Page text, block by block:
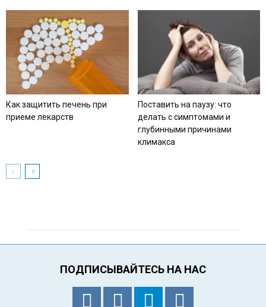
Как защитить печень при
приеме лекарств
Поставить на паузу: что
делать с симптомами и
глубинными причинами
климакса
ПОДПИСЫВАЙТЕСЬ НА НАС